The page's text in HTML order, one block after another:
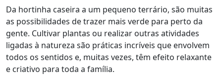
Da hortinha caseira a um pequeno terrário, são muitas
as possibilidades de trazer mais verde para perto da
gente. Cultivar plantas ou realizar outras atividades
ligadas à natureza são práticas incríveis que envolvem
todos os sentidos e, muitas vezes, têm efeito relaxante
e criativo para toda a família.